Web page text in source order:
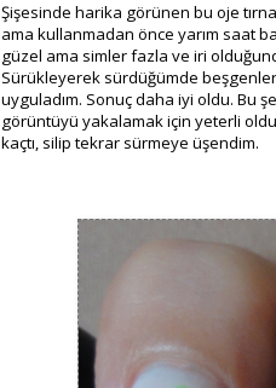
Şişesinde harika görünen bu oje
ama kullanmadan önce yarım saat
güzel ama simler fazla ve iri
Sürükleyerek sürdüğümde
uyguladım. Sonuç daha iyi oldu. Bu
görüntüyü yakalamak için yeterli
kaçtı, silip tekrar sürmeye üşendim.